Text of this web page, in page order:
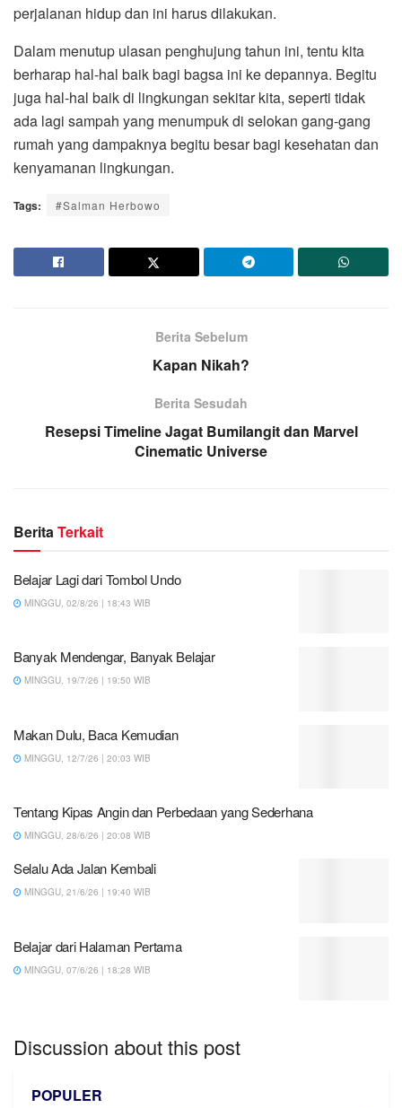
perjalanan hidup dan ini harus dilakukan.
Dalam menutup ulasan penghujung tahun ini, tentu kita
berharap hal-hal baik bagi bagsa ini ke depannya. Begitu
juga hal-hal baik di lingkungan sekitar kita, seperti tidak
ada lagi sampah yang menumpuk di selokan gang-gang
rumah yang dampaknya begitu besar bagi kesehatan dan
kenyamanan lingkungan.
Tags: #Salman Herbowo
Berita Sebelum
Kapan Nikah?
Berita Sesudah
Resepsi Timeline Jagat Bumilangit dan Marvel
Cinematic Universe
BeritaTerkait
Belajar Lagi dari Tombol Undo
MINGGU, 02/8/26 | 18:43 WIB
Banyak Mendengar, Banyak Belajar
MINGGU, 19/7/26 | 19:50 WIB
Makan Dulu, Baca Kemudian
MINGGU, 12/7/26 | 20:03 WIB
Tentang Kipas Angin dan Perbedaan yang Sederhana
MINGGU, 28/6/26 | 20:08 WIB
Selalu Ada Jalan Kembali
MINGGU, 21/6/26 | 19:40 WIB
Belajar dari Halaman Pertama
MINGGU, 07/6/26 | 18:28 WIB
Discussion about this post
POPULER